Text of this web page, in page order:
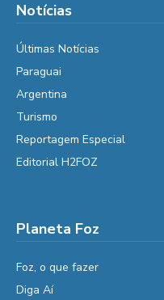
Notícias
Últimas Notícias
Paraguai
Argentina
Turismo
Reportagem Especial
Editorial H2FOZ
Planeta Foz
Foz, o que fazer
Diga Aí